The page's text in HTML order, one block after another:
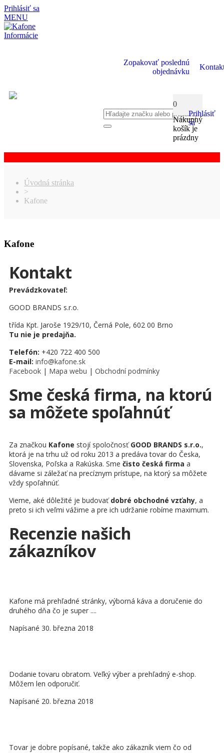
Prihlásiť sa
MENU
Informácie
Zopakovať poslednú
objednávku
0
Nákupný
košík je
prázdny
Prihlásiť
sa
Úvodná stránka
>
Kafone
Kafone
Kontakt
Prevádzkovateľ:
GOOD BRANDS s.r.o.
třída Kpt. Jaroše 1929/10, Černá Pole, 602 00 Brno
Tu nie je predajňa.
Telefón: +420 722 400 500
E-mail: info@kafone.sk
Facebook | Mapa webu | Obchodní podmínky
Sme česká firma, na ktorú
sa môžete spoľahnúť
Za značkou Kafone stojí spoločnosťGOOD BRANDS s.r.o.,
ktorá je na trhu už od roku 2013 a predáva tovar do Česka,
Slovenska, Poľska a Rakúska. Sme čisto česká firma a
dávame si záležať na precíznym prístupe, na ktorý sa môžete
vždy spoľahnúť.
Vieme, aké dôležité je budovaťdobré obchodné vzťahy, a
preto si ich veľmi vážime a pre ich udržanie robíme maximum.
Recenzie našich
zákazníkov
Kafone má prehľadné stránky, výborná káva a doručenie do
druhého dňa čo je super ....
Napísané 30. března 2018
Dodanie tovaru obratom. Veľký výber a prehľadný e-shop.
Môžem len odporučiť.
Napísané 20. března 2018
Tovar je dobre popísané, takže ako zákazník viem čo od